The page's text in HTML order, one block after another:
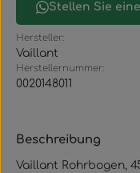
Stellen Sie
Hersteller:
Vaillant
Herstellernummer:
0020148011
Beschreibung
Vaillant Rohrbogen,